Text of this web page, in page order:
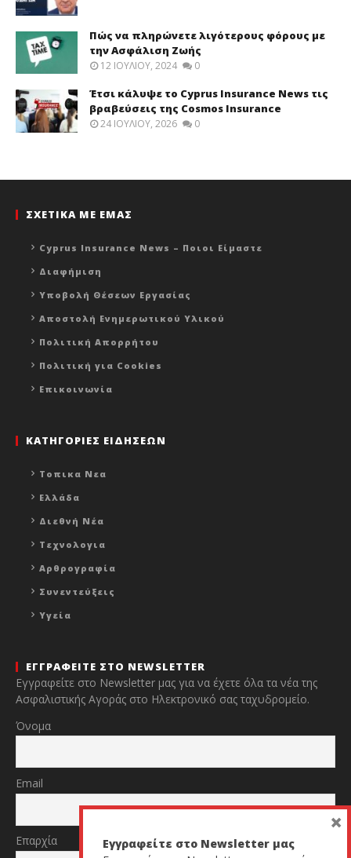
Πώς να πληρώνετε λιγότερους φόρους με
την Ασφάλιση Ζωής
12 ΙΟΥΛΊΟΥ, 2024 0
Έτσι κάλυψε το Cyprus Insurance News τις
βραβεύσεις της Cosmos Insurance
24 ΙΟΥΛΊΟΥ, 2026 0
ΣΧΕΤΙΚΑ ΜΕ ΕΜΑΣ
Cyprus Insurance News – Ποιοι Είμαστε
Διαφήμιση
Υποβολή Θέσεων Εργασίας
Αποστολή Ενημερωτικού Υλικού
Πολιτική Απορρήτου
Πολιτική για Cookies
Επικοινωνία
ΚΑΤΗΓΟΡΙΕΣ ΕΙΔΗΣΕΩΝ
Τοπικα Νεα
Ελλάδα
Διεθνή Νέα
Τεχνολογια
Αρθρογραφία
Συνεντεύξεις
Υγεία
ΕΓΓΡΑΦΕΙΤΕ ΣΤΟ NEWSLETTER
Εγγραφείτε στο Newsletter μας για να έχετε όλα τα νέα της
Ασφαλιστικής Αγοράς στο Ηλεκτρονικό σας ταχυδρομείο.
Όνομα
Email
Επαρχία
Εγγραφείτε στο Newsletter μας
×